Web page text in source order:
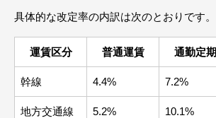
具体的な改定率の内訳は次のとおりです。
運賃区分 普通運賃 通勤定期
幹線 4.4% 7.2%
地方交通線 5.2% 10.1%